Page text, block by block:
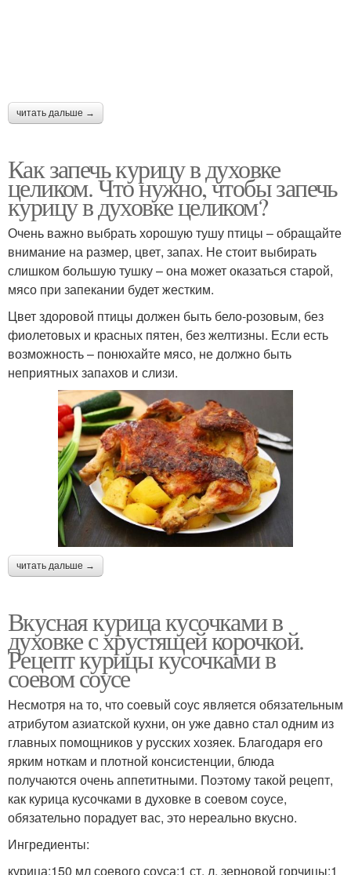
читать дальше →
Как запечь курицу в духовке
целиком. Что нужно, чтобы запечь
курицу в духовке целиком?
Очень важно выбрать хорошую тушу птицы – обращайте
внимание на размер, цвет, запах. Не стоит выбирать
слишком большую тушку – она может оказаться старой,
мясо при запекании будет жестким.
Цвет здоровой птицы должен быть бело-розовым, без
фиолетовых и красных пятен, без желтизны. Если есть
возможность – понюхайте мясо, не должно быть
неприятных запахов и слизи.
читать дальше →
Вкусная курица кусочками в
духовке с хрустящей корочкой.
Рецепт курицы кусочками в
соевом соусе
Несмотря на то, что соевый соус является обязательным
атрибутом азиатской кухни, он уже давно стал одним из
главных помощников у русских хозяек. Благодаря его
ярким ноткам и плотной консистенции, блюда
получаются очень аппетитными. Поэтому такой рецепт,
как курица кусочками в духовке в соевом соусе,
обязательно порадует вас, это нереально вкусно.
Ингредиенты:
курица;150 мл соевого соуса;1 ст. л. зерновой горчицы;1